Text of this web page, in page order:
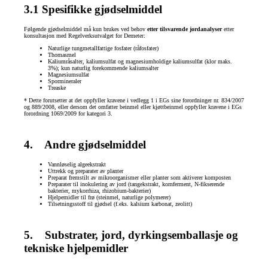
3.1 Spesifikke gjødselmiddel
Følgende gjødselmiddel må kun brukes ved behov etter tilsvarende jordanalyseretter
konsultasjon med Regelverksutvalget for Demeter:
Naturlige tungmetallfattige fosfater (råfosfater)
Thomasmel
Kaliumråsalter, kaliumsulfat og magnesiumholdige kaliumsulfat (klor maks.
3%); kun naturlig forekommende kaliumsalter
Magnesiumsulfat
Spormineraler
Treaske
* Dette forutsetter at det oppfyller kravene i vedlegg 1 i EGs sine forordninger nr. 834/2007
og 889/2008, eller dersom det omfatter beinmel eller kjøttbeinmel oppfyller kravene i EGs
forordning 1069/2009 for kategori 3.
4. Andre gjødselmiddel
Vannløselig algeekstrakt
Uttrekk og preparater av planter
Preparat fremstilt av mikroorganismer eller planter som aktiverer komposten
Preparater til inokulering av jord (tangekstrakt, kornferment, N-fikserende
bakterier, mykorrhiza, rhizobium-bakterier)
Hjelpemidler til frø (steinmel, naturlige polymerer)
Tilsetningsstoff til gjødsel (f.eks. kalsium karbonat, zeolitt)
5. Substrater, jord, dyrkingsemballasje og
tekniske hjelpemidler